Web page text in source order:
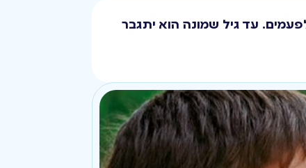
עד גיל שמונה הוא יתגבר